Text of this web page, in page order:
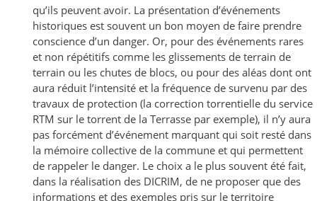
qu’ils peuvent avoir. La présentation d’événements
historiques est souvent un bon moyen de faire prendre
conscience d’un danger. Or, pour des événements rares
et non répétitifs comme les glissements de terrain de
terrain ou les chutes de blocs, ou pour des aléas dont ont
aura réduit l’intensité et la fréquence de survenu par des
travaux de protection (la correction torrentielle du service
RTM sur le torrent de la Terrasse par exemple), il n’y aura
pas forcément d’événement marquant qui soit resté dans
la mémoire collective de la commune et qui permettent
de rappeler le danger. Le choix a le plus souvent été fait,
dans la réalisation des DICRIM, de ne proposer que des
informations et des exemples pris sur le territoire